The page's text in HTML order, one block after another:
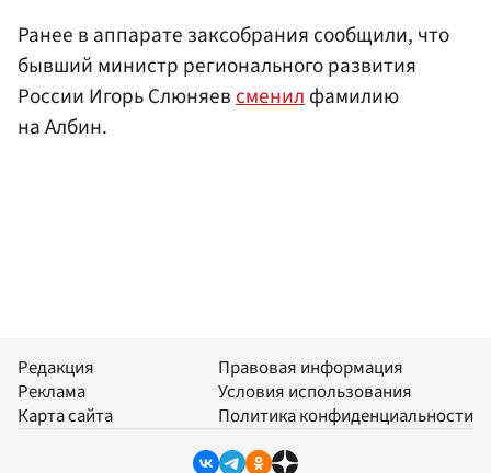
Ранее в аппарате заксобрания сообщили, что
бывший министр регионального развития
России Игорь Слюняев сменил фамилию
на Албин.
Редакция
Реклама
Карта сайта
Правовая информация
Условия использования
Политика конфиденциальности